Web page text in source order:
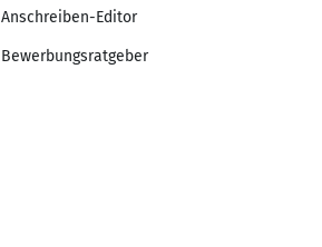
Anschreiben-Editor
Bewerbungsratgeber